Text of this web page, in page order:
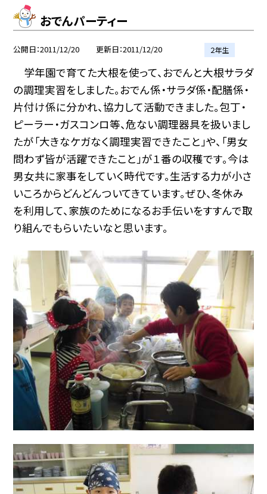
おでんパーティー
公開日 2011/12/20 更新日 2011/12/20 ２年生
学年園で育てた大根を使って、おでんと大根サラダ
の調理実習をしました。おでん係・サラダ係・配膳係・
片付け係に分かれ、協力して活動できました。包丁・
ピーラー・ガスコンロ等、危ない調理器具を扱いまし
たが「大きなケガなく調理実習できたこと」や、「男女
問わず皆が活躍できたこと」が１番の収穫です。今は
男女共に家事をしていく時代です。生活する力が小さ
いころからどんどんついてきています。ぜひ、冬休み
を利用して、家族のためになるお手伝いをすすんで取
り組んでもらいたいなと思います。